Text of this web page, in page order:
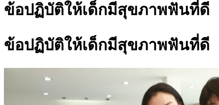
ข้อปฏิบัติให้เด็กมีสุขภาพฟันที่ดี
ข้อปฏิบัติให้เด็กมีสุขภาพฟันที่ดี